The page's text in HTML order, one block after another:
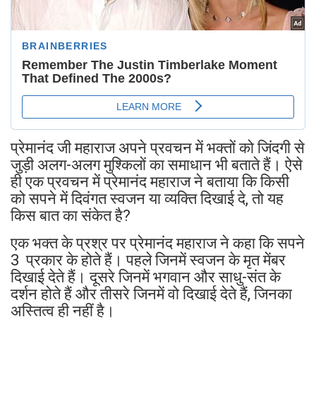
प्रेमानंद जी महाराज अपने प्रवचन में भक्तों को जिंदगी से
जुड़ी अलग-अलग मुश्किलों का समाधान भी बताते हैं। ऐसे
ही एक प्रवचन में प्रेमानंद महाराज ने बताया कि किसी
को सपने में दिवंगत स्वजन या व्यक्ति दिखाई दे, तो यह
किस बात का संकेत है?
एक भक्त के प्रश्र पर प्रेमानंद महाराज ने कहा कि सपने
3 प्रकार के होते हैं। पहले जिनमें स्वजन के मृत मेंबर
दिखाई देते हैं। दूसरे जिनमें भगवान और साधु-संत के
दर्शन होते हैं और तीसरे जिनमें वो दिखाई देते हैं, जिनका
अस्तित्व ही नहीं है।